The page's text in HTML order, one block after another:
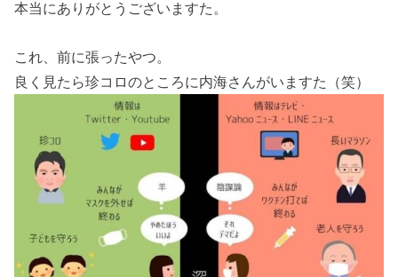
本当にありがとうございますた。
これ、前に張ったやつ。
良く見たら珍コロのところに内海さんがいますた（笑）